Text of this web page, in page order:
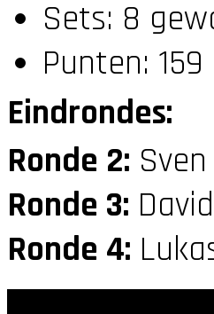
Sets: 8
Punten:
Eindrondes:
Ronde 2:
Ronde 3:
Ronde 4: